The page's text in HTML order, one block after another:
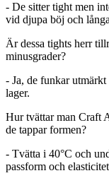
- De sitter tight men
vid djupa böj och
Är dessa tights herr
minusgrader?
- Ja, de funkar
lager.
Hur tvättar man Craft
de tappar formen?
- Tvätta i 40°C och
passform och